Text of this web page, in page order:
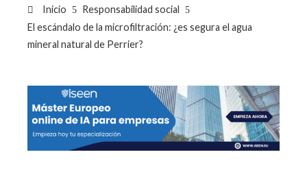
Inicio
Responsabilidad social
El escándalo de la microfiltración: ¿es segura el agua
mineral natural de Perrier?